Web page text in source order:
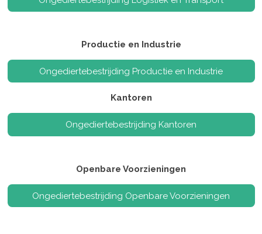
Productie en Industrie
Ongediertebestrijding Productie en Industrie
Kantoren
Ongediertebestrijding Kantoren
Openbare Voorzieningen
Ongediertebestrijding Openbare Voorzieningen